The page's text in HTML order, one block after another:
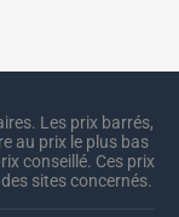
Les prix barrés,
au prix le plus bas
conseillé. Ces prix
sites concernés.